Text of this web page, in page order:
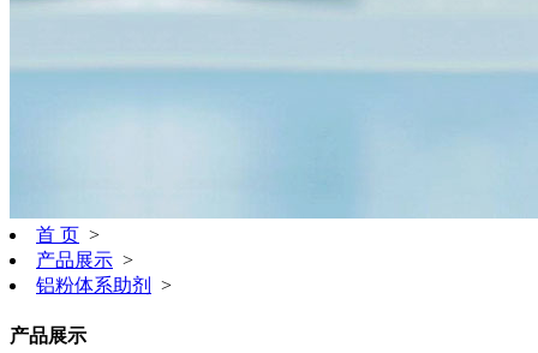
首 页 >
产品展示 >
铝粉体系助剂
>
产品展示